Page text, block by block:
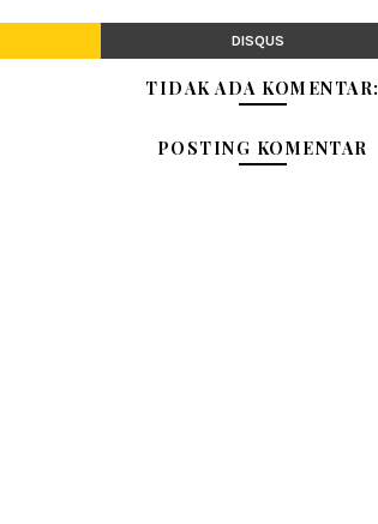
DISQUS
TIDAK ADA KOMENTAR:
POSTING KOMENTAR